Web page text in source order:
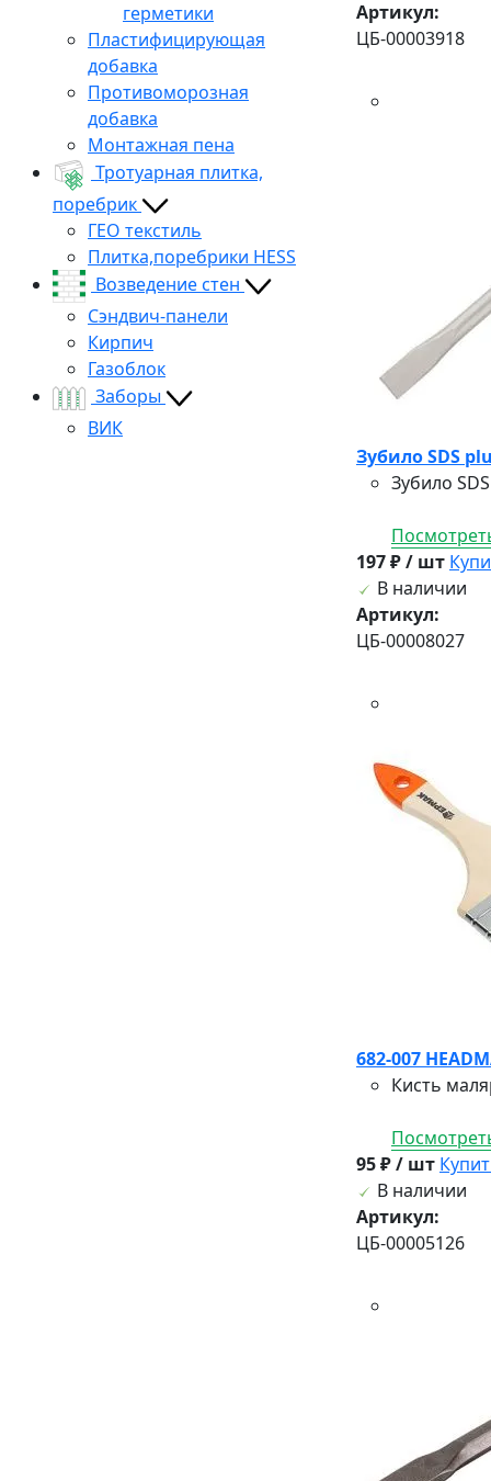
герметики
Пластифицирующая
добавка
Противоморозная
добавка
Монтажная пена
Тротуарная плитка,
поребрик
ГЕО текстиль
Плитка,поребрики HESS
Возведение стен
Сэндвич-панели
Кирпич
Газоблок
Заборы
ВИК
Артикул:
ЦБ-00003918
Зубило SDS
Зубило
197 ₽ / шт
В наличии
Артикул:
ЦБ-00008027
682-007
Кисть
95 ₽ / шт
В наличии
Артикул:
ЦБ-00005126